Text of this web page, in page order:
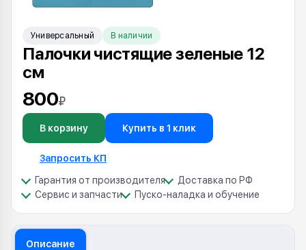
Универсальный В наличии
Палочки чистящие зеленые 12
см
800₽
В корзину Купить в 1 клик
Запросить КП
Гарантия от производителя
Доставка по РФ
Сервис и запчасти
Пуско-наладка и обучение
Описание